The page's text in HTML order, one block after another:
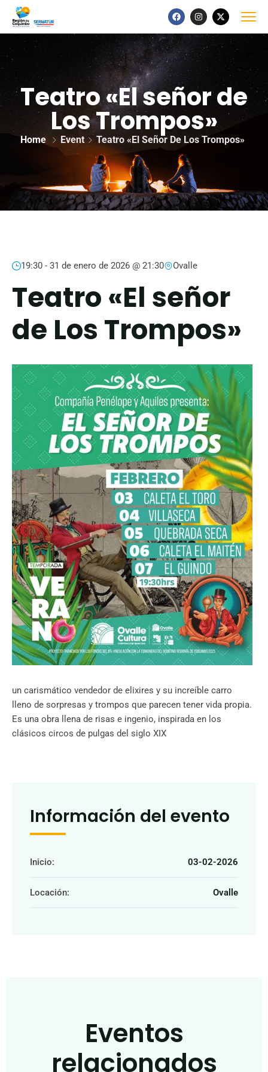
Teatro «El señor de
Los Trompos»
Home Event Teatro «El Señor De Los Trompos»
19:30 - 31 de enero de 2026 @ 21:30 Ovalle
Teatro «El señor
de Los Trompos»
un carismático vendedor de elixires y su increíble carro
lleno de sorpresas y trompos que parecen tener vida propia.
Es una obra llena de risas e ingenio, inspirada en los
clásicos circos de pulgas del siglo XIX
Información del evento
Inicio: 03-02-2026
Locación: Ovalle
Eventos
relacionados